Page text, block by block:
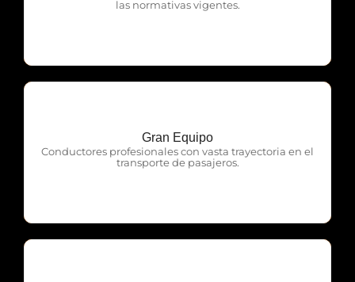
las normativas vigentes.
Gran Equipo
Conductores profesionales con vasta trayectoria en el
transporte de pasajeros.
OTP Servicios